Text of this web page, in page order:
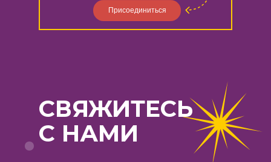
Присоединиться
СВЯЖИТЕСЬ
С НАМИ